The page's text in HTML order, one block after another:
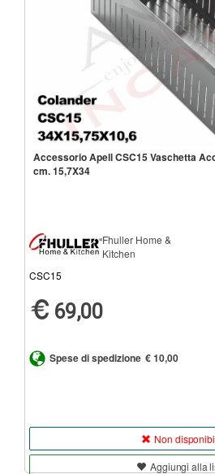
Accessorio Apell CSC15 Vaschetta
cm. 15,7X34
Fhuller Home &
Kitchen
CSC15
69,00
Spese di spedizione € 10,00
Non
Aggiungi alla